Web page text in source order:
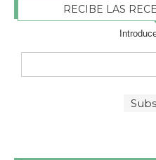
RECIBE LAS